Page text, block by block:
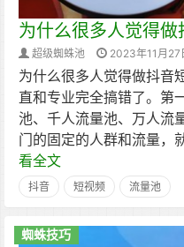
为什么很多人觉得做
超级蜘蛛池 2023年11月27
为什么很多人觉得做抖音
直和专业完全搞错了。第
池、千人流量池、万人流
门的固定的人群和流量，
看全文
抖音 短视频 流量池
蜘蛛技巧